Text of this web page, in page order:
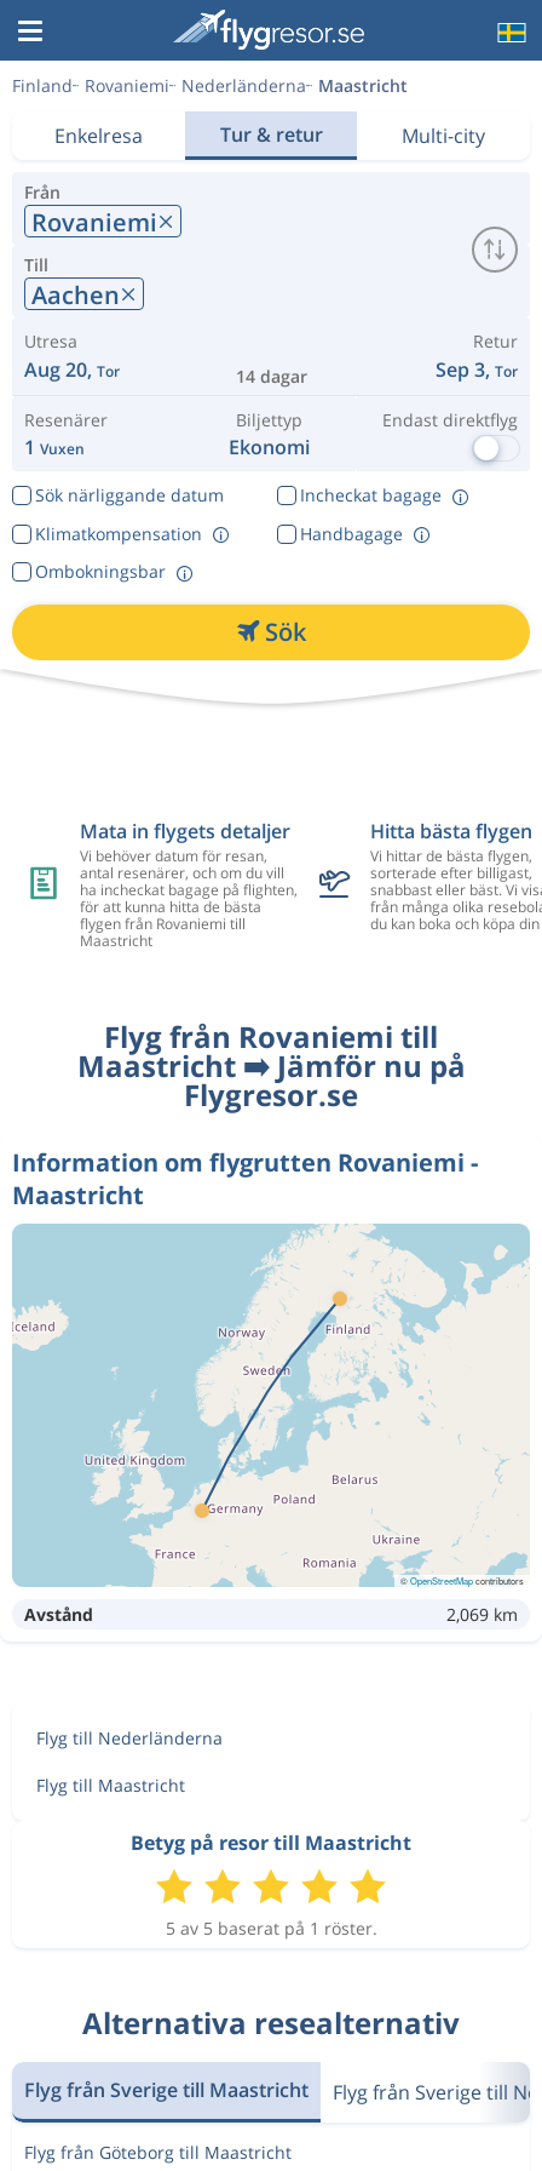
Finland Rovaniemi Nederländerna Maastricht
Enkelresa Tur & retur Multi-city
Från
Rovaniemi
Till
Aachen
Utresa
Aug 20, Tor 14 dagar
Retur
Sep 3, Tor
Resenärer
1 Vuxen
Biljettyp
Ekonomi
Endast direktflyg
Sök närliggande datum
Incheckat bagage
Klimatkompensation
Ombokningsbar
Handbagage
Sök
Mata in flygets detaljer
Vi behöver datum för resan,
antal resenärer, och om du vill
ha incheckat bagage på flighten,
för att kunna hitta de bästa
flygen från Rovaniemi till
Maastricht
Hitta bästa flygen
Vi hittar de bästa flygen,
sorterade efter billigast,
snabbast eller bäst. Vi
från många olika
du kan boka och köpa
Flyg från Rovaniemi till
Maastricht ➡️ Jämför nu på
Flygresor.se
Information om flygrutten Rovaniemi -
Maastricht
©OpenStreetMapcontributors
Avstånd 2,069 km
Flyg till Nederländerna
Flyg till Maastricht
Betyg på resor till Maastricht
5 av 5 baserat på 1 röster.
Alternativa resealternativ
Flyg från Sverige till Maastricht Flyg från Sverige till
Flyg från Göteborg till Maastricht